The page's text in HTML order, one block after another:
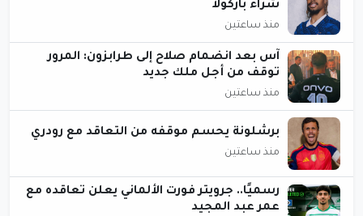
شراء باركولا
منذ ساعتين
آس بعد انضمام صلاح إلى طرابزون: المرور
توقف من أجل ملك جديد
منذ ساعتين
برشلونة يحسم موقفه من التعاقد مع رودري
منذ ساعتين
رسميًا.. جرويتر فورت الألماني يعلن تعاقده مع
عمر عبد المجيد